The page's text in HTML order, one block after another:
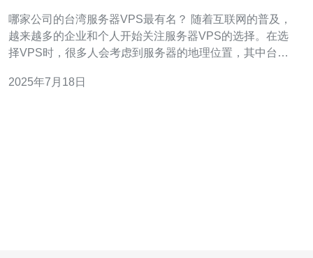
哪家公司的台湾服务器VPS最有名？ 随着互联网的普及，
越来越多的企业和个人开始关注服务器VPS的选择。在选
择VPS时，很多人会考虑到服务器的地理位置，其中台湾
势，因此吸引了不少用户的关注。 在台湾地区，有很多知
2025年7月18日